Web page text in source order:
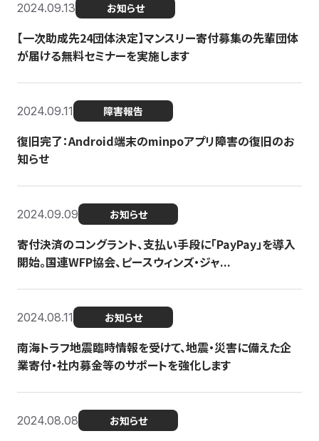
2024.09.13 お知らせ
【一次助成先24団体決定】マンスリー寄付募集の先輩団体
が届ける無料セミナーを実施します
2024.09.11 障害報告
復旧完了：Android端末のminpoアプリ障害の復旧のお
知らせ
2024.09.09 お知らせ
寄付決済のコングラント、支払い手段に「PayPay」を導入
開始。国連WFP協会、ピースウィンズ・ジャ...
2024.08.11 お知らせ
南海トラフ地震臨時情報を受けて、地震・災害に備えた企
業寄付・社内募金等のサポートを強化します
2024.08.08 お知らせ